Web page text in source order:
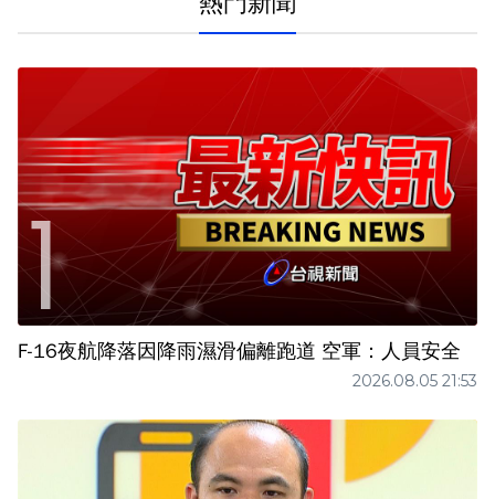
F-16夜航降落因降雨濕滑偏離跑道 空軍：人員安全
2026.08.05 21:53